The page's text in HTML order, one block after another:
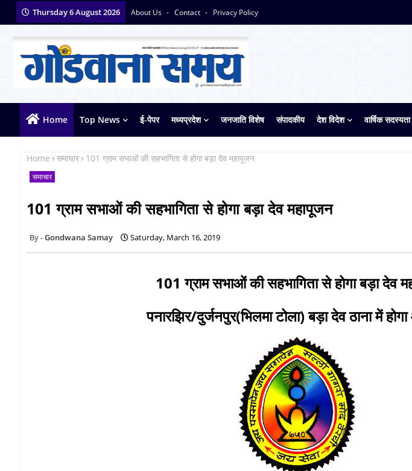
Thursday 6 August 2026 About Us Contact Privacy Policy
Home Top News ई-पेपर मध्यप्रदेश जनजाति विशेष संपादकीय देश विदेश वार्षिक सदस्यता
Home समाचार 101 ग्राम सभाओं की सहभागिता से होगा बड़ा देव महापूजन
समाचार
101 ग्राम सभाओं की सहभागिता से होगा बड़ा देव महापूजन
Gondwana Samay Saturday, March 16, 2019
101 ग्राम सभाओं की सहभागिता से होगा बड़ा देव
पनारझिर/दुर्जनपुर(भिलमा टोला) बड़ा देव ठाना में